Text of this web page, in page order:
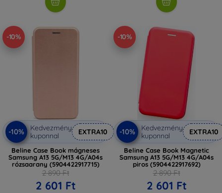
-10%
-10%
Kedvezmény
kuponnal
EXTRA10
Beline Case Book mágneses
Samsung A13 5G/M13 4G/A04s
rózsaarany (5904422917715)
2 890 Ft
2 601 Ft
-10%
-10%
Kedvezmény
kuponnal
EXTRA10
Beline Case Book Magnetic
Samsung A13 5G/M13 4G/A04s
piros (5904422917692)
2 890 Ft
2 601 Ft